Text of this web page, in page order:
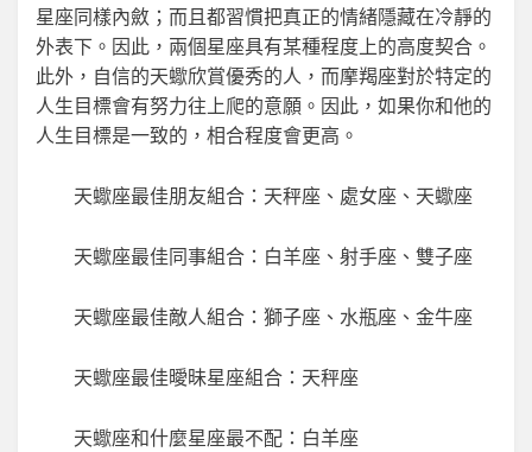
星座同樣內斂；而且都習慣把真正的情緒隱藏在冷靜的
外表下。因此，兩個星座具有某種程度上的高度契合。
此外，自信的天蠍欣賞優秀的人，而摩羯座對於特定的
人生目標會有努力往上爬的意願。因此，如果你和他的
人生目標是一致的，相合程度會更高。
天蠍座最佳朋友組合：天秤座、處女座、天蠍座
天蠍座最佳同事組合：白羊座、射手座、雙子座
天蠍座最佳敵人組合：獅子座、水瓶座、金牛座
天蠍座最佳曖昧星座組合：天秤座
天蠍座和什麼星座最不配：白羊座